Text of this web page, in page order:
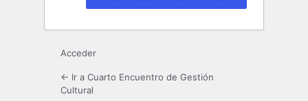
Acceder
← Ir a Cuarto Encuentro de Gestión
Cultural